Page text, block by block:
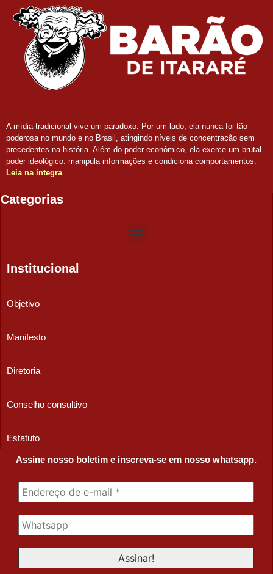
A mídia tradicional vive um paradoxo. Por um lado, ela nunca foi tão
poderosa no mundo e no Brasil, atingindo níveis de concentração sem
precedentes na história. Além do poder econômico, ela exerce um brutal
poder ideológico: manipula informações e condiciona comportamentos.
Leia na íntegra
Categorias
Institucional
Objetivo
Manifesto
Diretoria
Conselho consultivo
Estatuto
Assine nosso boletim e inscreva-se em nosso whatsapp.